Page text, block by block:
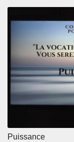
Puissance